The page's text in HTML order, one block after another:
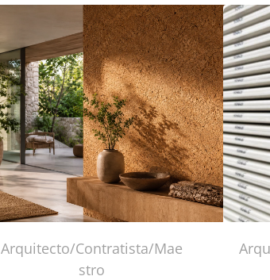
Arquitecto/Contratista/Mae
stro